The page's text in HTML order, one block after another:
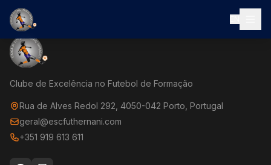
Clube de Excelência no Futebol de Formação
Rua de Alves Redol 292, 4050-042 Porto, Portugal
geral@escfuthernani.com
+351 919 613 611